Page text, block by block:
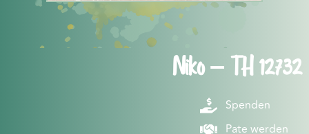
Niko – TH 12732
Spenden
Pate werden